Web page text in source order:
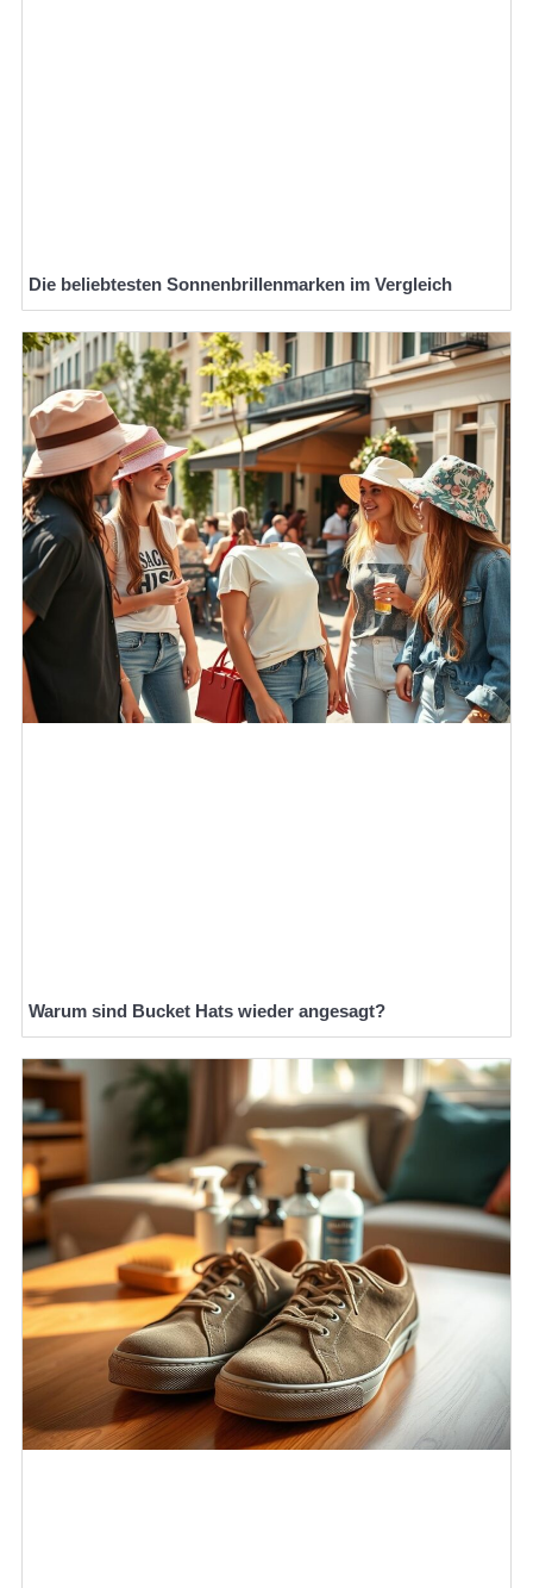
Die beliebtesten Sonnenbrillenmarken im Vergleich
Warum sind Bucket Hats wieder angesagt?